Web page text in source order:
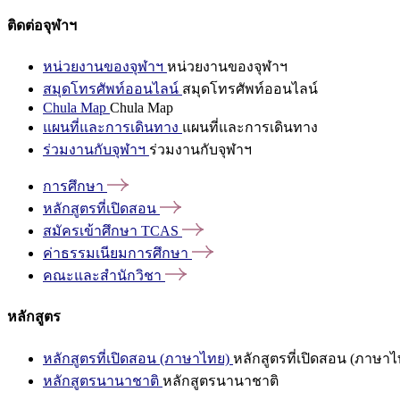
ติดต่อจุฬาฯ
หน่วยงานของจุฬาฯ หน่วยงานของจุฬาฯ
สมุดโทรศัพท์ออนไลน์ สมุดโทรศัพท์ออนไลน์
Chula Map Chula Map
แผนที่และการเดินทาง แผนที่และการเดินทาง
ร่วมงานกับจุฬาฯ ร่วมงานกับจุฬาฯ
การศึกษา
หลักสูตรที่เปิดสอน
สมัครเข้าศึกษา TCAS
ค่าธรรมเนียมการศึกษา
คณะและสำนักวิชา
หลักสูตร
หลักสูตรที่เปิดสอน (ภาษาไทย) หลักสูตรที่เปิดสอน (ภาษาไ
หลักสูตรนานาชาติ หลักสูตรนานาชาติ